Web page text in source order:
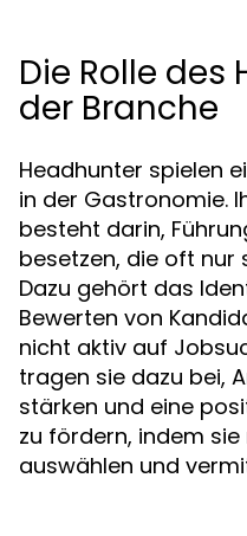
Die Rolle des
der Branche
Headhunter spielen
in der Gastronomie.
besteht darin,
besetzen, die oft nur
Dazu gehört das
Bewerten von
nicht aktiv auf
tragen sie dazu bei,
stärken und eine
zu fördern, indem
auswählen und